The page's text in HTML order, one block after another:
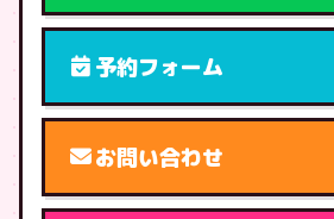
予約フォーム
お問い合わせ